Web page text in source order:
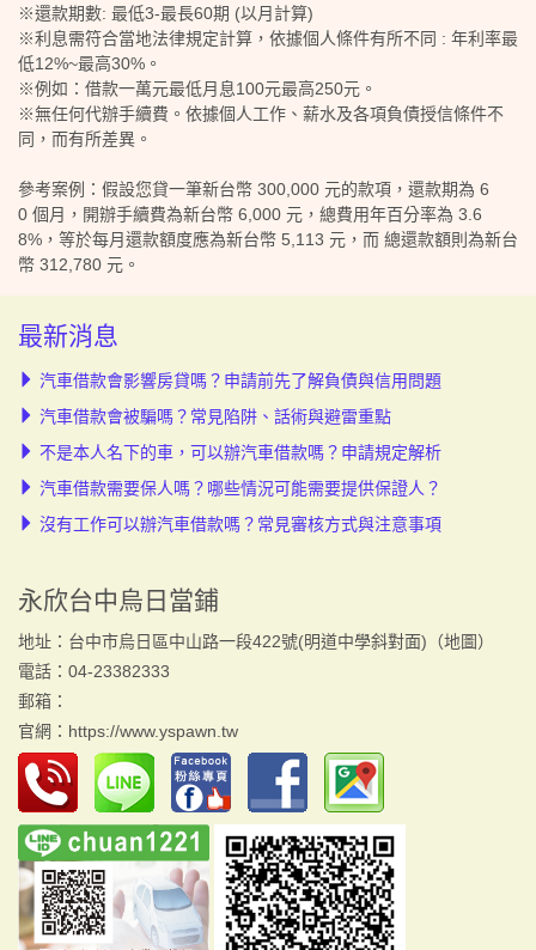
※還款期數: 最低3-最長60期 (以月計算)
※利息需符合當地法律規定計算，依據個人條件有所不同 : 年利率最
低12%~最高30%。
※例如：借款一萬元最低月息100元最高250元。
※無任何代辦手續費。依據個人工作、薪水及各項負債授信條件不
同，而有所差異。
參考案例：假設您貸一筆新台幣 300,000 元的款項，還款期為 6
0 個月，開辦手續費為新台幣 6,000 元，總費用年百分率為 3.6
8%，等於每月還款額度應為新台幣 5,113 元，而 總還款額則為新台
幣 312,780 元。
最新消息
汽車借款會影響房貸嗎？申請前先了解負債與信用問題
汽車借款會被騙嗎？常見陷阱、話術與避雷重點
不是本人名下的車，可以辦汽車借款嗎？申請規定解析
汽車借款需要保人嗎？哪些情況可能需要提供保證人？
沒有工作可以辦汽車借款嗎？常見審核方式與注意事項
永欣台中烏日當鋪
地址：台中市烏日區中山路一段422號(明道中學斜對面)（地圖）
電話：04-23382333
郵箱：
官網： https://www.yspawn.tw